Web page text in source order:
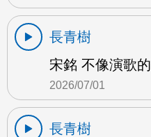
長青樹
宋銘 不像演歌
2026/07/01
長青樹